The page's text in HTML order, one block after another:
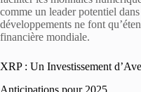
comme un leader potentiel
développements ne font
financière mondiale.
XRP : Un Investissement
Anticipations pour 2025